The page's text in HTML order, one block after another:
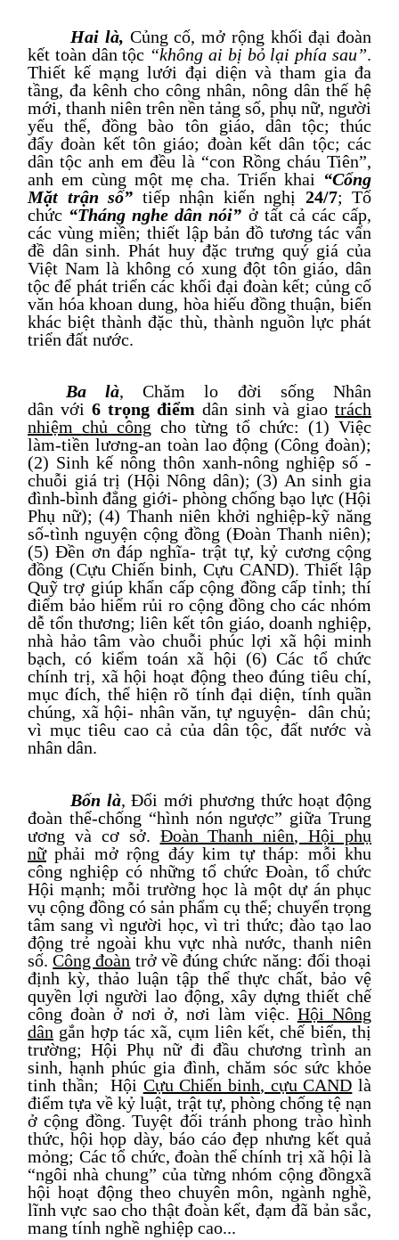
Hai là, Củng cố, mở rộng khối đại đoàn
kết toàn dân tộc “không ai bị bỏ lại phía sau”.
Thiết kế mạng lưới đại diện và tham gia đa
tầng, đa kênh cho công nhân, nông dân thế hệ
mới, thanh niên trên nền tảng số, phụ nữ, người
yếu thế, đồng bào tôn giáo, dân tộc; thúc
đẩyđoàn kếttôn giáo; đoàn kết dân tộc; các
dân tộc anh em đều là “con Rồng cháu Tiên”,
anh em cùng một mẹ cha. Triển khai “Cổng
Mặt trận số” tiếp nhận kiến nghị 24/7; Tổ
chức “Tháng nghe dân nói” ở tất cả các cấp,
các vùng miền; thiết lập bản đồ tương tác vấn
đề dân sinh. Phát huy đặc trưng quý giá của
Việt Nam là không có xung đột tôn giáo, dân
tộc để phát triển các khối đại đoàn kết; củng cố
văn hóa khoan dung, hòa hiếu đồng thuận, biến
khác biệt thành đặc thù, thành nguồn lực phát
triển đất nước.
Ba là, Chăm lo đời sống Nhân
dân với 6 trọng điểm dân sinh và giao trách
nhiệm chủ công chotừng tổ chức: (1) Việc
làm-tiền lương-an toàn lao động (Công đoàn);
(2) Sinh kế nông thôn xanh-nông nghiệp số -
chuỗi giá trị (Hội Nông dân); (3) An sinh gia
đình-bình đẳng giới- phòng chống bạo lực (Hội
Phụ nữ); (4) Thanh niên khởi nghiệp-kỹ năng
số-tình nguyện cộng đồng (Đoàn Thanh niên);
(5) Đền ơn đáp nghĩa- trật tự, kỷ cương cộng
đồng (Cựu Chiến binh, Cựu CAND). Thiết lập
Quỹ trợ giúp khẩn cấp cộng đồng cấp tỉnh; thí
điểm bảo hiểm rủi ro cộng đồng cho các nhóm
dễ tổn thương; liên kết tôn giáo, doanh nghiệp,
nhà hảo tâm vào chuỗi phúc lợi xã hội minh
bạch, có kiểm toán xã hội (6) Các tổ chức
chính trị, xã hội hoạt động theo đúng tiêu chí,
mục đích, thể hiện rõ tính đại diện, tính quần
chúng, xã hội- nhân văn, tự nguyện- dân chủ;
vì mục tiêu cao cả của dân tộc, đất nước và
nhân dân.
Bốn là,Đổi mới phương thức hoạt động
đoàn thể-chống “hình nón ngược” giữa Trung
ương và cơ sở. Đoàn Thanh niên, Hội phụ
nữphải mở rộng đáy kim tự tháp: mỗi khu
công nghiệp có những tổ chức Đoàn, tổ chức
Hội mạnh; mỗi trường học là một dự án phục
vụ cộng đồng có sản phẩm cụ thể; chuyển trọng
tâm sang vì người học, vì tri thức; đào tạolao
động trẻ ngoài khu vực nhà nước, thanh niên
số.Công đoàn trở về đúng chức năng: đối thoại
định kỳ,thảo luận tập thể thực chất, bảo vệ
quyền lợi người lao động, xây dựng thiết chế
công đoàn ở nơi ở, nơi làm việc. Hội Nông
dân gắn hợp tác xã, cụm liên kết, chế biến, thị
trường; Hội Phụ nữ đi đầu chương trình an
sinh, hạnh phúc gia đình, chăm sóc sức khỏe
tinh thần;
Hội Cựu Chiến binh, cựu CAND là
điểm tựa về kỷ luật, trật tự, phòng chống tệ nạn
ở cộng đồng. Tuyệt đối tránh phong trào hình
thức, hội họp dày, báo cáo đẹp nhưng kết quả
mỏng; Các tổ chức, đoàn thể chính trị xã hội là
“ngôi nhà chung” của từng nhóm cộng đồngxã
hội hoạt động theo chuyên môn, ngành nghề,
lĩnh vực sao cho thật đoàn kết, đạm đã bản sắc,
mang tính nghề nghiệp cao...